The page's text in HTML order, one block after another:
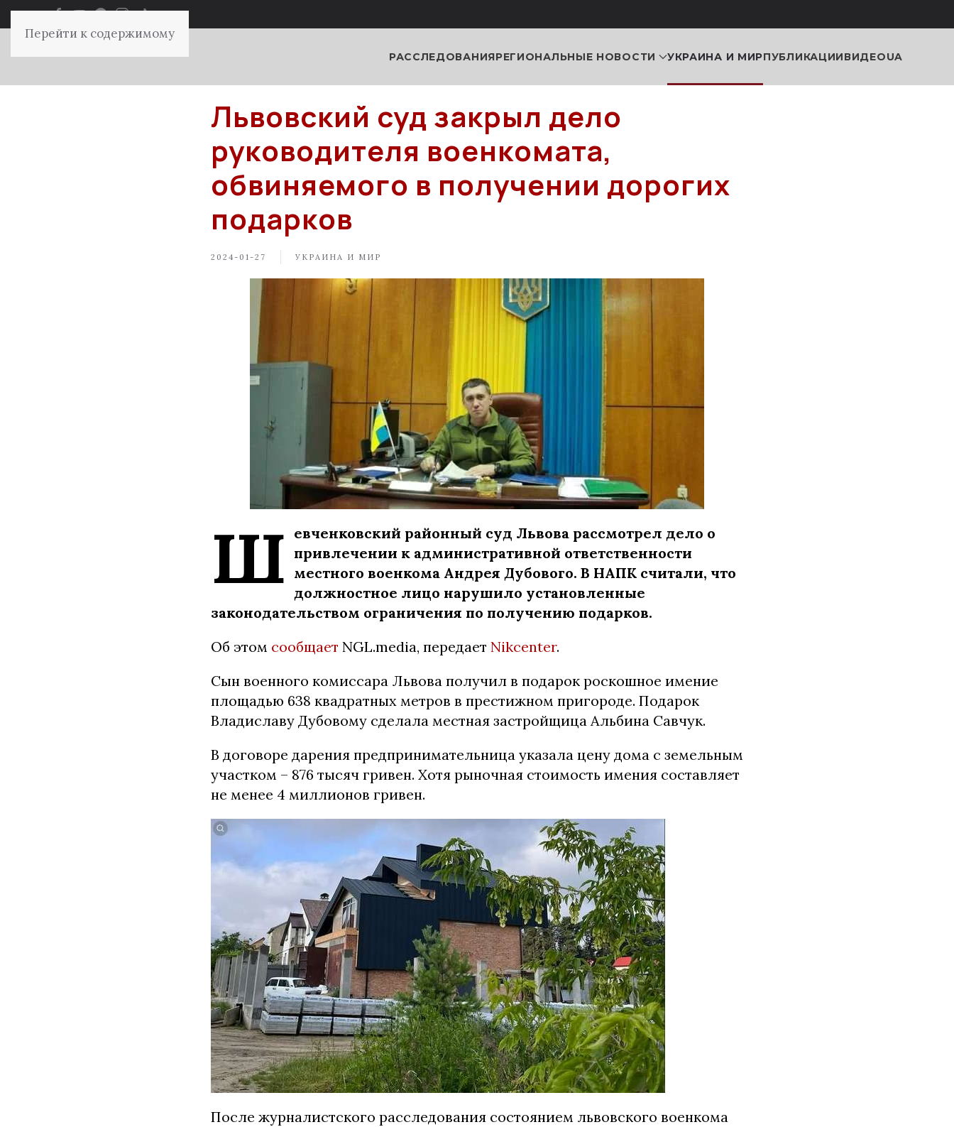
Перейти к содержимому
РАССЛЕДОВАНИЯРЕГИОНАЛЬНЫЕ НОВОСТИ УКРАИНА И МИРПУБЛИКАЦИИВИДЕОUA
Львовский суд закрыл дело
руководителя военкомата,
обвиняемого в получении дорогих
подарков
2024-01-27 УКРАИНА И МИР
Ш евченковский районный суд Львова рассмотрел дело о
привлечении к административной ответственности
местного военкома Андрея Дубового. В НАПК считали, что
должностное лицо нарушило установленные
законодательством ограничения по получению подарков.
Об этом сообщает NGL.media, передает Nikcenter.
Сын военного комиссара Львова получил в подарок роскошное имение
площадью 638 квадратных метров в престижном пригороде. Подарок
Владиславу Дубовому сделала местная застройщица Альбина Савчук.
В договоре дарения предпринимательница указала цену дома с земельным
участком – 876 тысяч гривен. Хотя рыночная стоимость имения составляет
не менее 4 миллионов гривен.
После журналистского расследования состоянием львовского военкома